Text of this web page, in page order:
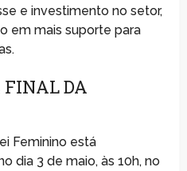
e investimento no setor,
em mais suporte para
FINAL DA
Feminino está
dia 3 de maio, às 10h, no